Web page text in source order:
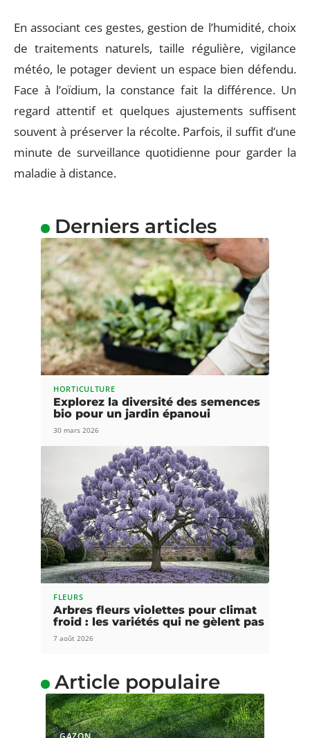
En associant ces gestes, gestion de l’humidité, choix
de traitements naturels, taille régulière, vigilance
météo, le potager devient un espace bien défendu.
Face à l’oïdium, la constance fait la différence. Un
regard attentif et quelques ajustements suffisent
souvent à préserver la récolte. Parfois, il suffit d’une
minute de surveillance quotidienne pour garder la
maladie à distance.
Derniers articles
HORTICULTURE
Explorez la diversité des semences
bio pour un jardin épanoui
30 mars 2026
FLEURS
Arbres fleurs violettes pour climat
froid : les variétés qui ne gèlent pas
7 août 2026
Article populaire